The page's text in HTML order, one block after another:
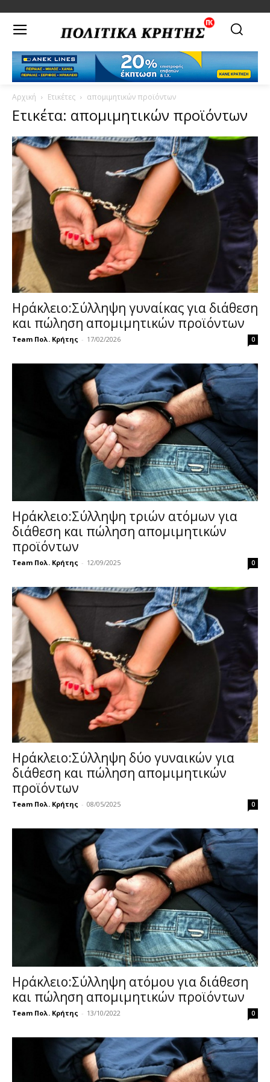
Αρχική Ετικέτες απομιμητικών προϊόντων
Ετικέτα: απομιμητικών προϊόντων
Ηράκλειο:Σύλληψη γυναίκας για διάθεση
και πώληση απομιμητικών προϊόντων
Team Πολ. Κρήτης - 17/02/2026 0
Ηράκλειο:Σύλληψη τριών ατόμων για
διάθεση και πώληση απομιμητικών
προϊόντων
Team Πολ. Κρήτης - 12/09/2025 0
Ηράκλειο:Σύλληψη δύο γυναικών για
διάθεση και πώληση απομιμητικών
προϊόντων
Team Πολ. Κρήτης - 08/05/2025 0
Ηράκλειο:Σύλληψη ατόμου για διάθεση
και πώληση απομιμητικών προϊόντων
Team Πολ. Κρήτης - 13/10/2022 0